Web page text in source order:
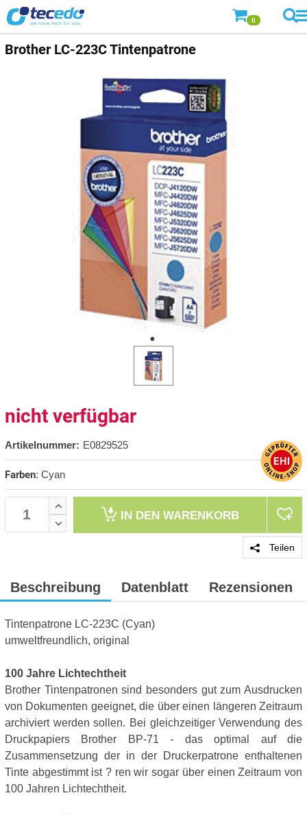
0
Brother LC-223C Tintenpatrone
nicht verfügbar
Artikelnummer: E0829525
Farben: Cyan
IN DEN WARENKORB
Teilen
Beschreibung Datenblatt Rezensionen
Tintenpatrone LC-223C (Cyan)
umweltfreundlich, original
100 Jahre Lichtechtheit
Brother Tintenpatronen sind besonders gut zum Ausdrucken
von Dokumenten geeignet, die über einen längeren Zeitraum
archiviert werden sollen. Bei gleichzeitiger Verwendung des
Druckpapiers Brother BP-71 - das optimal auf die
Zusammensetzung der in der Druckerpatrone enthaltenen
Tinte abgestimmt ist ? ren wir sogar über einen Zeitraum von
100 Jahren Lichtechtheit.